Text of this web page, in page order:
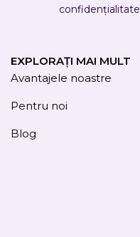
confidențialitate
EXPLORAȚI MAI MULT
Avantajele noastre
Pentru noi
Blog